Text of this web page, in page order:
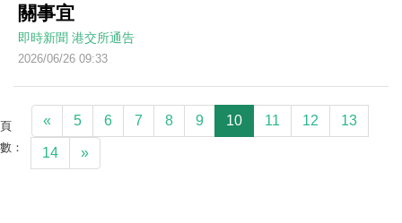
關事宜
即時新聞 港交所通告
2026/06/26 09:33
頁
數：
« 5 6 7 8 9 10 11 12 13
14 »